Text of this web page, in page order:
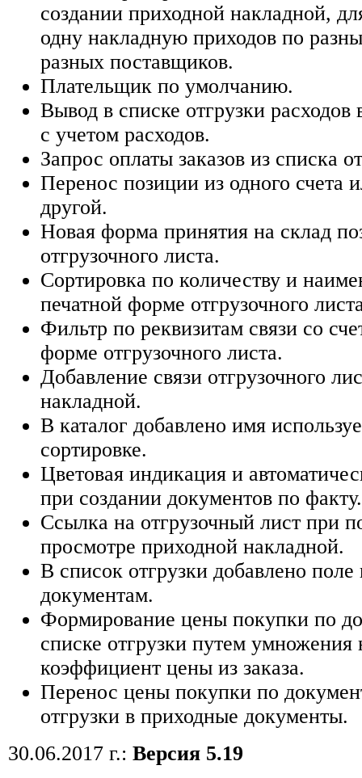
создании приходной накладной,
одну накладную приходов по
разных поставщиков.
Плательщик по умолчанию.
Вывод в списке отгрузки расходов
с учетом расходов.
Запрос оплаты заказов из списка
Перенос позиции из одного счета
другой.
Новая форма принятия на склад
отгрузочного листа.
Сортировка по количеству и
печатной форме отгрузочного
Фильтр по реквизитам связи со
форме отгрузочного листа.
Добавление связи отгрузочного
накладной.
В каталог добавлено имя
сортировке.
Цветовая индикация и
при создании документов по факту.
Ссылка на отгрузочный лист при
просмотре приходной накладной.
В список отгрузки добавлено
документам.
Формирование цены покупки по
списке отгрузки путем умножения
коэффициент цены из заказа.
Перенос цены покупки по
отгрузки в приходные документы.
30.06.2017 г.: Версия 5.19